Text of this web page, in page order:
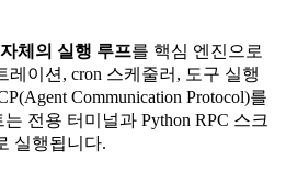
체의 실행 루프를 핵심 엔진으로
이션, cron 스케줄러, 도구 실행
Communication Protocol)를
전용 터미널과 Python RPC 스크
실행됩니다.